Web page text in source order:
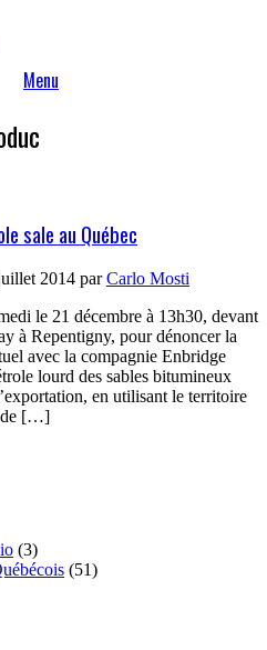
Menu
sale au Québec
2014 parCarlo Mosti
le 21 décembre à 13h30, devant
à Repentigny, pour dénoncer la
avec la compagnie Enbridge
lourd des sables bitumineux
en utilisant le territoire
de […]
(3)
(51)